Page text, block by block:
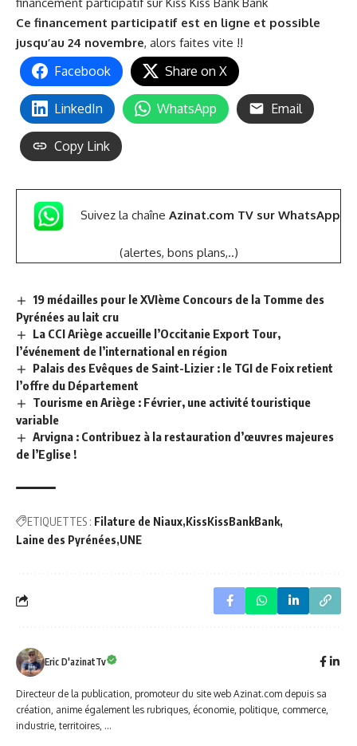
Ce financement participatif est en ligne et possible
jusqu’au 24 novembre, alors faites vite !!
Facebook Share on X
LinkedIn WhatsApp Email
Copy Link
Suivez la chaîne Azinat.com TV sur WhatsApp
(alertes, bons plans,..)
19 médailles pour le XVIème Concours de la Tomme des
Pyrénées au lait cru
La CCI Ariège accueille l’Occitanie Export Tour,
l’événement de l’international en région
Palais des Evêques de Saint-Lizier : le TGI de Foix retient
l’offre du Département
Tourisme en Ariège : Février, une activité touristique
variable
Arvigna : Contribuez à la restauration d’œuvres majeures
de l’Eglise !
ETIQUETTES : Filature de Niaux KissKissBankBank
Laine des Pyrénées UNE
Eric D'azinatTv
Directeur de la publication, promoteur du site web Azinat.com depuis sa
création, anime également les rubriques, économie, politique, commerce,
industrie, territoires, ...